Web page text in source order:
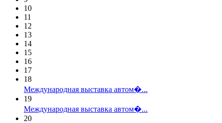
10
11
12
13
14
15
16
17
18
Международная выставка автом�...
19
Международная выставка автом�...
20